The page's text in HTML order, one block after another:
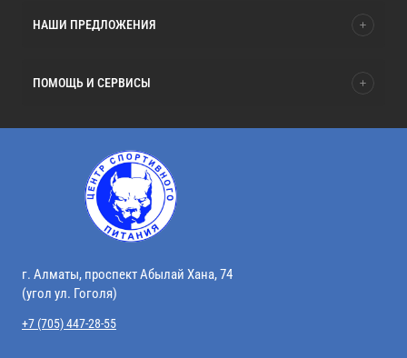
НАШИ ПРЕДЛОЖЕНИЯ
ПОМОЩЬ И СЕРВИСЫ
г. Алматы, проспект Абылай Хана, 74
(угол ул. Гоголя)
+7 (705) 447-28-55